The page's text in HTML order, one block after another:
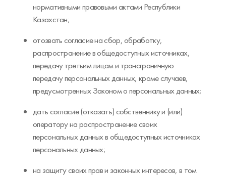
нормативными правовыми актами Республики
Казахстан;
отозвать согласие на сбор, обработку,
распространение в общедоступных источниках,
передачу третьим лицам и трансграничную
передачу персональных данных, кроме случаев,
предусмотренных Законом о персональных данных;
дать согласие (отказать) собственнику и (или)
оператору на распространение своих
персональных данных в общедоступных источниках
персональных данных;
на защиту своих прав и законных интересов, в том